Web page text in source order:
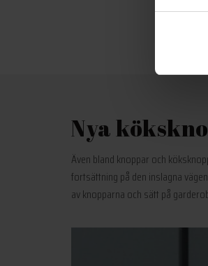
Nya
Även bland knoppar och
fortsättning på den inslagna
av knopparna och sätt på